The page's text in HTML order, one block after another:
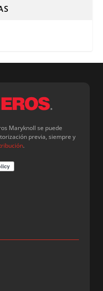
Maryknoll se puede
previa, siempre y
.